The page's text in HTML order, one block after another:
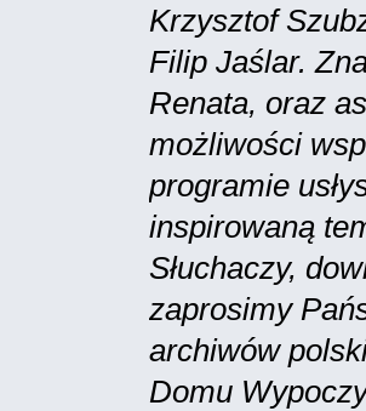
Krzysztof
Filip Jaślar.
Renata, oraz
możliwości
programie
inspirowaną
Słuchaczy,
zaprosimy
archiwów
Domu